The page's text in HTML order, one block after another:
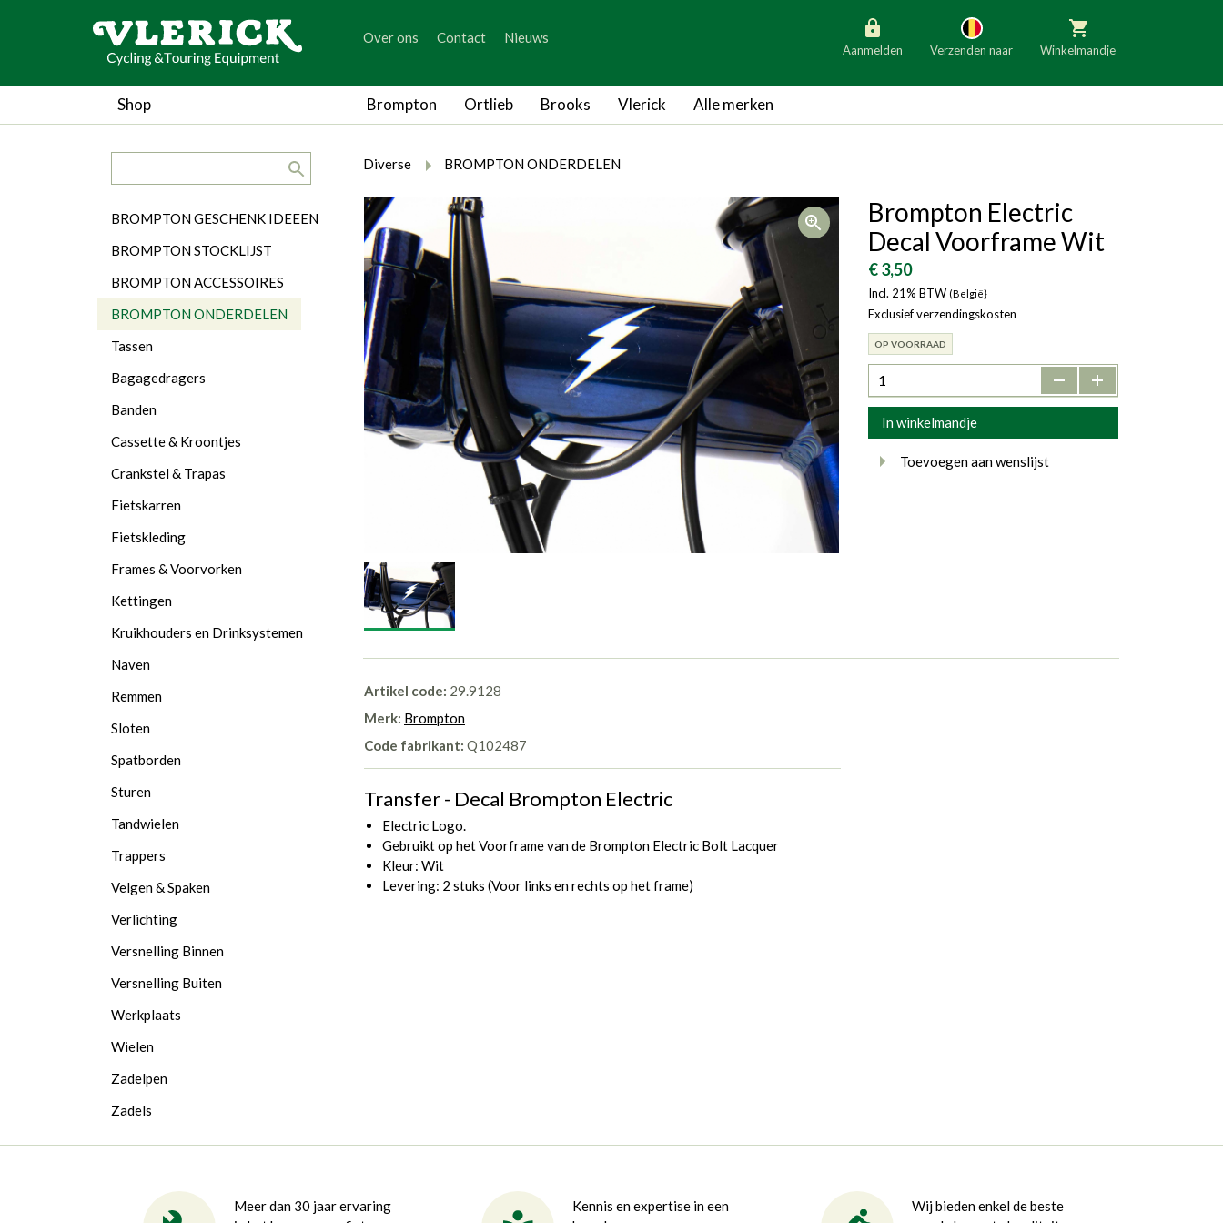
Aanmelden Verzenden naar
Slovenië Italië
Denemarken
Bulgarije
Winkelmandje
generic_skip_language
Over ons Contact Nieuws
Shop Brompton Ortlieb Brooks Vlerick Alle merken
breadcrumb.here
breadcrumb.from
Diverse breadcrumb.to
BROMPTON ONDERDELEN
Open
Brompton Electric
Decal Voorframe Wit
€ 3,50
Incl. 21% BTW (België}
Exclusief verzendingskosten
OP VOORRAAD
- +
In winkelmandje
Toevoegen aan wenslijst
Artikel code: 29.9128
Merk: Brompton
Code fabrikant: Q102487
Transfer - Decal Brompton Electric
Electric Logo.
Gebruikt op het Voorframe van de Brompton Electric Bolt Lacquer
Kleur: Wit
Levering: 2 stuks (Voor links en rechts op het frame)
Categorieën
BROMPTON GESCHENK IDEEEN
BROMPTON STOCKLIJST
BROMPTON ACCESSOIRES
BROMPTON ONDERDELEN
Tassen
Bagagedragers
Banden
Cassette & Kroontjes
Crankstel & Trapas
Fietskarren
Fietskleding
Frames & Voorvorken
Kettingen
Kruikhouders en Drinksystemen
Naven
Remmen
Sloten
Spatborden
Sturen
Tandwielen
Trappers
Velgen & Spaken
Verlichting
Versnelling Binnen
Versnelling Buiten
Werkplaats
Wielen
Zadelpen
Zadels
Meer dan 30 jaar ervaring
Kennis en expertise in een
Wij bieden enkel de beste